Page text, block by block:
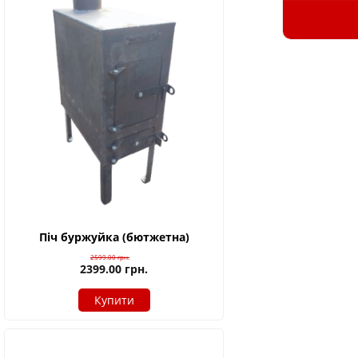
Піч буржуйка (бютжетна)
2599.00грн.
2399.00 грн.
Купити